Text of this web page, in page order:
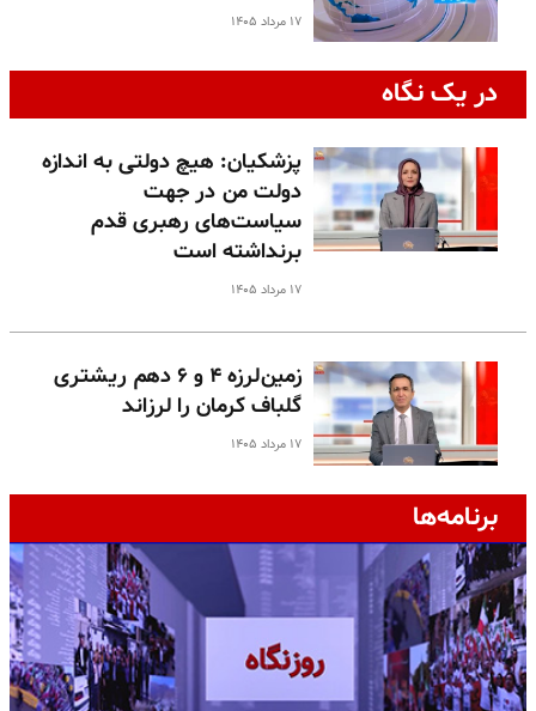
۱۷ مرداد ۱۴۰۵
در یک نگاه
پزشکیان: هیچ دولتی به اندازه
دولت من در جهت
سیاست‌های رهبری قدم
برنداشته است
۱۷ مرداد ۱۴۰۵
زمین‌لرزه ۴ و ۶ دهم ریشتری
گلباف کرمان را لرزاند
۱۷ مرداد ۱۴۰۵
برنامه‌ها